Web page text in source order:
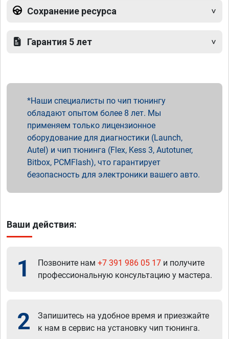
Сохранение ресурса
Гарантия 5 лет
Наши специалисты по чип тюнингу
обладают опытом более 8 лет. Мы
применяем только лицензионное
оборудование для диагностики (Launch,
Autel) и чип тюнинга (Flex, Kess 3, Autotuner,
Bitbox, PCMFlash), что гарантирует
безопасность для электроники вашего авто.
Ваши действия:
1 Позвоните нам +7 391 986 05 17 и получите
профессиональную консультацию у мастера.
2
Запишитесь на удобное время и приезжайте
к нам в сервис на установку чип тюнинга.